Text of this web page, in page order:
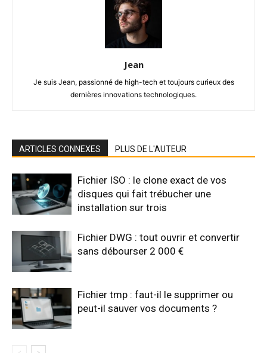
Jean
Je suis Jean, passionné de high-tech et toujours curieux des
dernières innovations technologiques.
ARTICLES CONNEXES PLUS DE L'AUTEUR
Fichier ISO : le clone exact de vos
disques qui fait trébucher une
installation sur trois
Fichier DWG : tout ouvrir et convertir
sans débourser 2 000 €
Fichier tmp : faut-il le supprimer ou
peut-il sauver vos documents ?